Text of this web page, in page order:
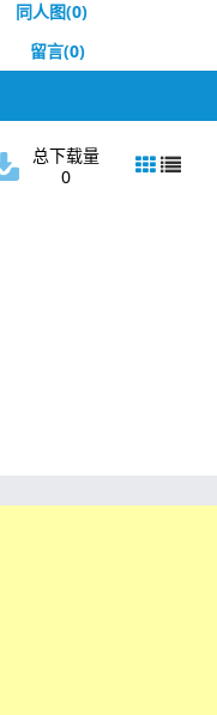
同人图(0)
留言(0)
总下载量
0